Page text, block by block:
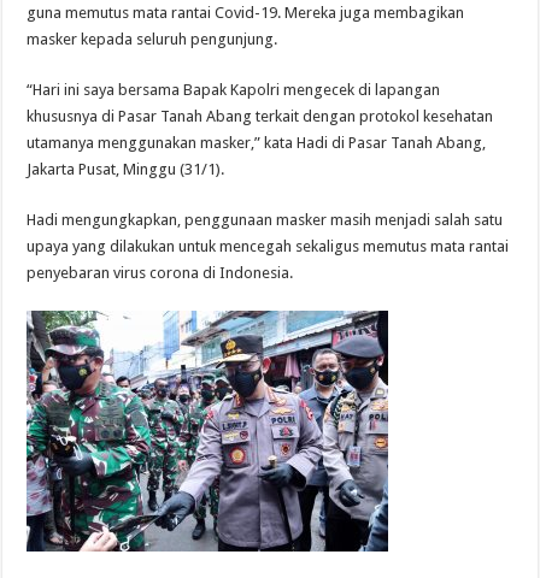
guna memutus mata rantai Covid-19. Mereka juga membagikan
masker kepada seluruh pengunjung.
“Hari ini saya bersama Bapak Kapolri mengecek di lapangan
khususnya di Pasar Tanah Abang terkait dengan protokol kesehatan
utamanya menggunakan masker,” kata Hadi di Pasar Tanah Abang,
Jakarta Pusat, Minggu (31/1).
Hadi mengungkapkan, penggunaan masker masih menjadi salah satu
upaya yang dilakukan untuk mencegah sekaligus memutus mata rantai
penyebaran virus corona di Indonesia.